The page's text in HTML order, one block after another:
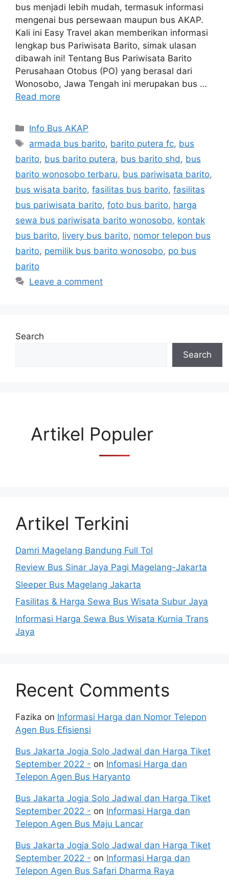
bus menjadi lebih mudah, termasuk informasi
mengenai bus persewaan maupun bus AKAP.
Kali ini Easy Travel akan memberikan informasi
lengkap bus Pariwisata Barito, simak ulasan
dibawah ini! Tentang Bus Pariwisata Barito
Perusahaan Otobus (PO) yang berasal dari
Wonosobo, Jawa Tengah ini merupakan bus …
Read more
Categories
Info Bus AKAP
Tags
armada bus barito, barito putera fc, bus
barito, bus barito putera, bus barito shd , bus
barito wonosobo terbaru, bus pariwisata barito,
bus wisata barito, fasilitas bus barito, fasilitas
bus pariwisata barito, foto bus barito, harga
sewa bus pariwisata barito wonosobo, kontak
bus barito, livery bus barito, nomor telepon bus
barito, pemilik bus barito wonosobo, po bus
barito
Leave a comment
Search
Search
Artikel Populer
Artikel Terkini
Damri Magelang Bandung Full Tol
Review Bus Sinar Jaya Pagi Magelang-Jakarta
Sleeper Bus Magelang Jakarta
Fasilitas & Harga Sewa Bus Wisata Subur Jaya
Informasi Harga Sewa Bus Wisata Kurnia Trans
Jaya
Recent Comments
Fazika on Informasi Harga dan Nomor Telepon
Agen Bus Efisiensi
Bus Jakarta Jogja Solo Jadwal dan Harga Tiket
September 2022 - on Infomasi Harga dan
Telepon Agen Bus Haryanto
Bus Jakarta Jogja Solo Jadwal dan Harga Tiket
September 2022 - on Informasi Harga dan
Telepon Agen Bus Maju Lancar
Bus Jakarta Jogja Solo Jadwal dan Harga Tiket
September 2022 - on Informasi Harga dan
Telepon Agen Bus Safari Dharma Raya